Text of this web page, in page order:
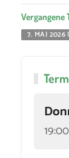
Vergangene
7. MAI 2026